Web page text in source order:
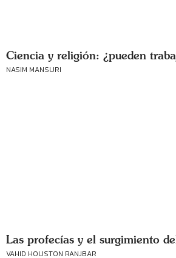
Ciencia y religión: ¿pueden
NASIM MANSURI
Las profecías y el surgimiento
VAHID HOUSTON RANJBAR